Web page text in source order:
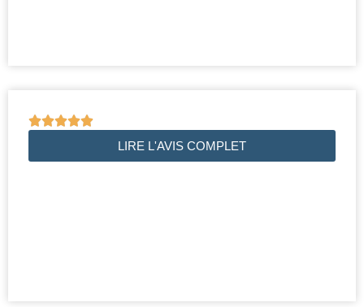

LIRE L'AVIS COMPLET